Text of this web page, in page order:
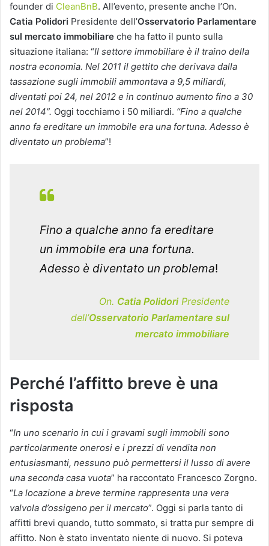
founder di CleanBnB. All’evento, presente anche l’On.
Catia Polidori Presidente dell’Osservatorio Parlamentare
sul mercato immobiliare che ha fatto il punto sulla
situazione italiana: “Il settore immobiliare è il traino della
nostra economia. Nel 2011 il gettito che derivava dalla
tassazione sugli immobili ammontava a 9,5 miliardi,
diventati poi 24, nel 2012 e in continuo aumento fino a 30
nel 2014”. Oggi tocchiamo i 50 miliardi. “Fino a qualche
anno fa ereditare un immobile era una fortuna. Adesso è
diventato un problema”!
Fino a qualche anno fa ereditare
un immobile era una fortuna.
Adesso è diventato un problema!
On. Catia PolidoriPresidente
dell’Osservatorio Parlamentare sul
mercato immobiliare
Perché l’affitto breve è una
risposta
“In uno scenario in cui i gravami sugli immobili sono
particolarmente onerosi e i prezzi di vendita non
entusiasmanti, nessuno può permettersi il lusso di avere
una seconda casa vuota” ha raccontato Francesco Zorgno.
“La locazione a breve termine rappresenta una vera
valvola d’ossigeno per il mercato”. Oggi si parla tanto di
affitti brevi quando, tutto sommato, si tratta pur sempre di
affitto. Non è stato inventato niente di nuovo. Si poteva